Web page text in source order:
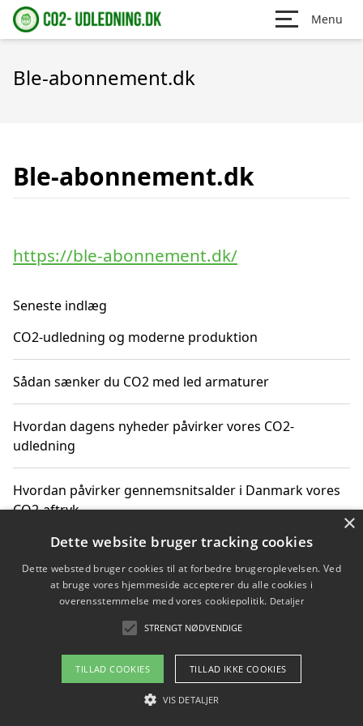
Menu
Ble-abonnement.dk
Ble-abonnement.dk
https://ble-abonnement.dk/
Seneste indlæg
CO2-udledning og moderne produktion
Sådan sænker du CO2 med led armaturer
Hvordan dagens nyheder påvirker vores CO2-
udledning
Hvordan påvirker gennemsnitsalder i Danmark vores
CO2-aftryk
Hvordan nyheder om CO2-udledning påvirker vores
hverdag
Om / kontakt
Blog Betingelser
×
Dette website bruger tracking cookies
Dette websted bruger cookies til at forbedre brugeroplevelsen. Ved
at bruge vores hjemmeside accepterer du alle cookies i
overensstemmelse med vores cookiepolitik. Detaljer
STRENGT NØDVENDIGE
TILLAD COOKIES TILLAD IKKE COOKIES
VIS DETALJER